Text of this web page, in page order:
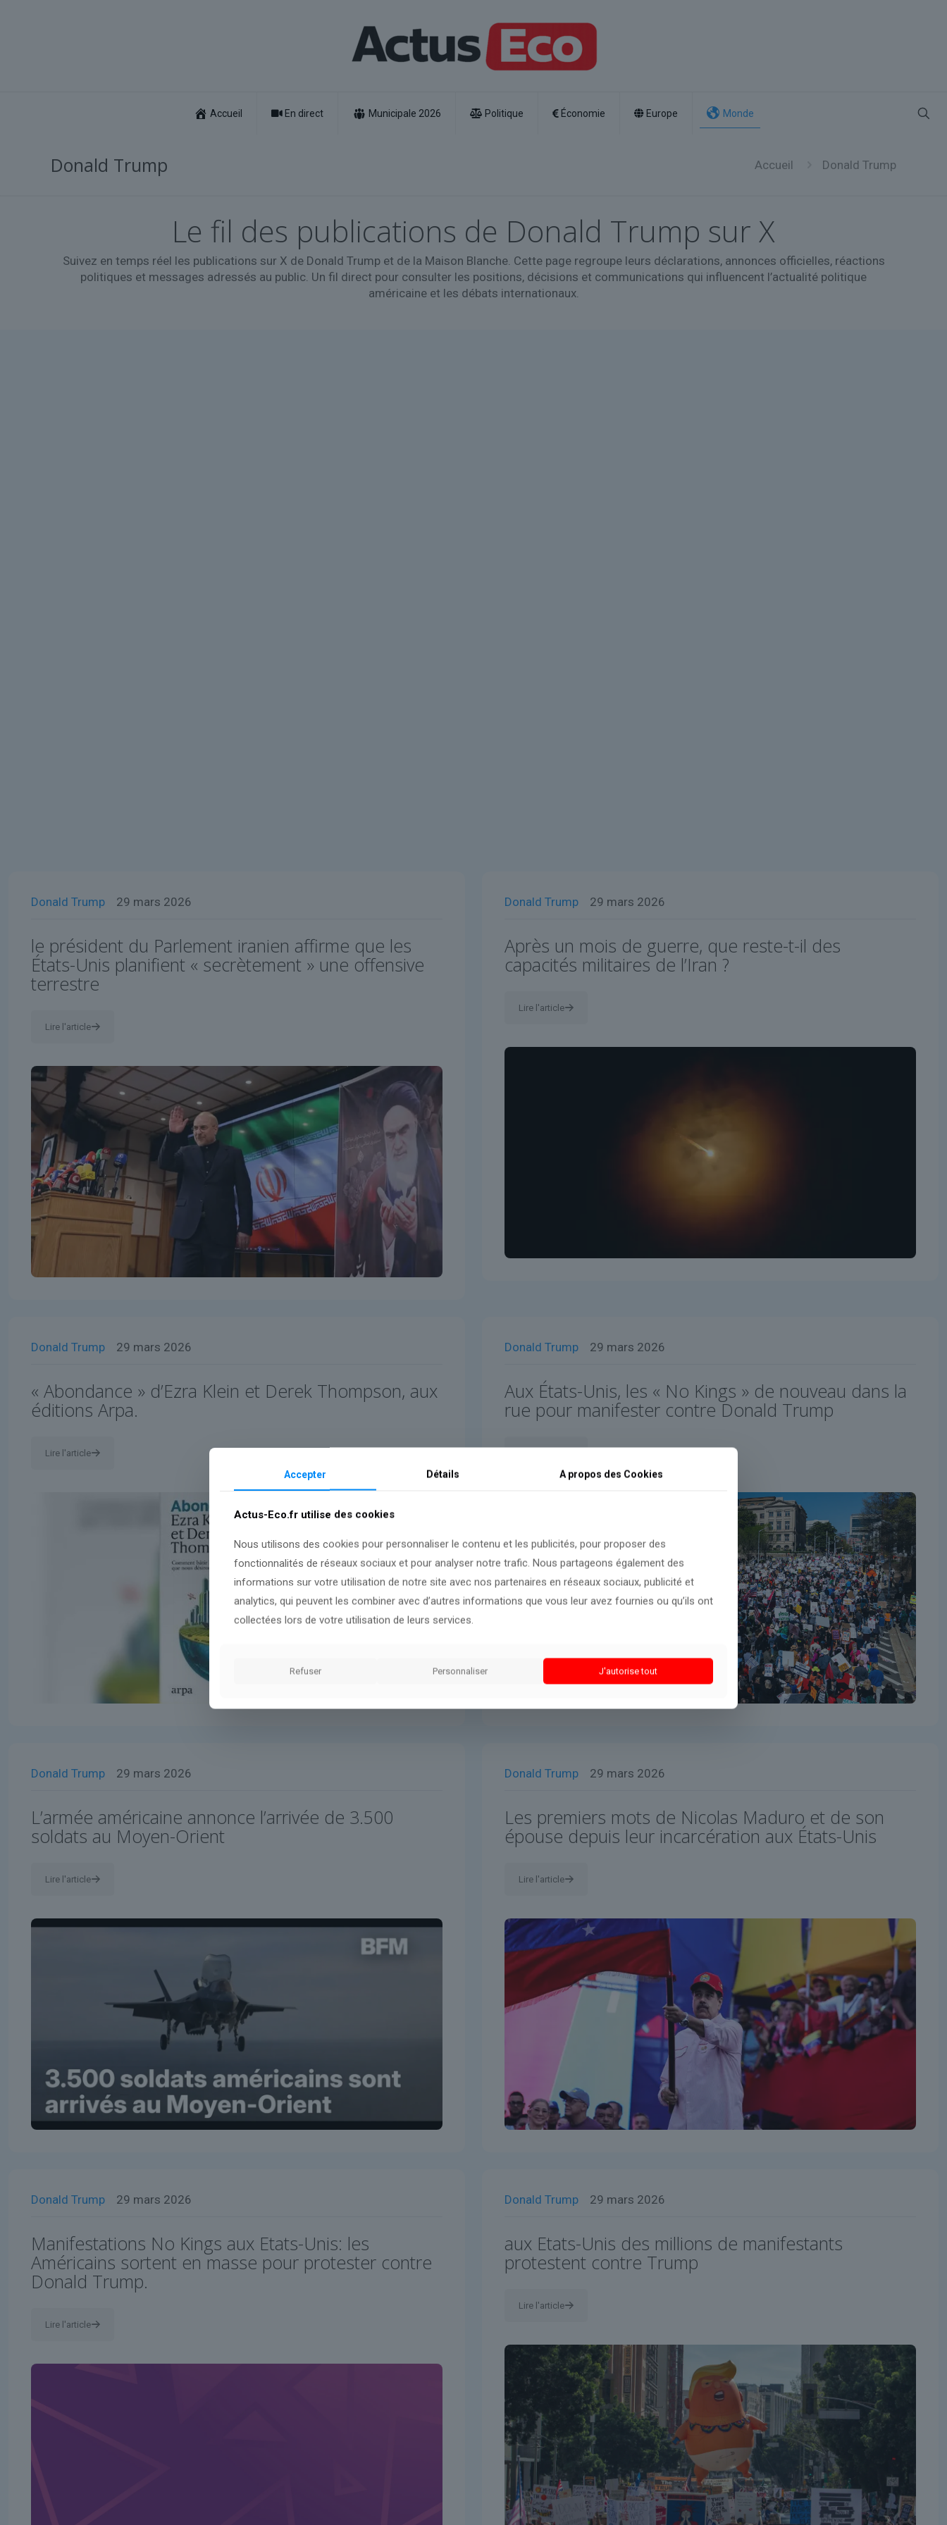
Accueil En direct Municipale 2026 Politique Économie Europe Monde
Donald Trump Accueil Donald Trump
Le fil des publications de Donald Trump sur X
Suivez en temps réel les publications sur X de Donald Trump et de la Maison Blanche. Cette page regroupe leurs déclarations, annonces officielles, réactions
politiques et messages adressés au public. Un fil direct pour consulter les positions, décisions et communications qui influencent l’actualité politique
américaine et les débats internationaux.
Donald Trump 29 mars 2026
le président du Parlement iranien affirme que les
États-Unis planifient « secrètement » une offensive
terrestre
Lire l'article
Donald Trump 29 mars 2026
Après un mois de guerre, que reste-t-il des
capacités militaires de l’Iran ?
Lire l'article
Donald Trump 29 mars 2026
« Abondance » d’Ezra Klein et Derek Thompson, aux
éditions Arpa.
Lire l'article
Donald Trump 29 mars 2026
Aux États-Unis, les « No Kings » de nouveau dans la
rue pour manifester contre Donald Trump
Donald Trump 29 mars 2026
L’armée américaine annonce l’arrivée de 3.500
soldats au Moyen-Orient
Lire l'article
Donald Trump 29 mars 2026
Les premiers mots de Nicolas Maduro et de son
épouse depuis leur incarcération aux États-Unis
Lire l'article
Donald Trump 29 mars 2026
Manifestations No Kings aux Etats-Unis: les
Américains sortent en masse pour protester contre
Donald Trump.
Lire l'article
Donald Trump 29 mars 2026
aux Etats-Unis des millions de manifestants
protestent contre Trump
Lire l'article
Accepter Détails A propos des Cookies
Actus-Eco.fr utilise des cookies
Nous utilisons des cookies pour personnaliser le contenu et les publicités, pour proposer des
fonctionnalités de réseaux sociaux et pour analyser notre trafic. Nous partageons également des
informations sur votre utilisation de notre site avec nos partenaires en réseaux sociaux, publicité et
analytics, qui peuvent les combiner avec d’autres informations que vous leur avez fournies ou qu’ils ont
collectées lors de votre utilisation de leurs services.
Refuser Personnaliser J'autorise tout